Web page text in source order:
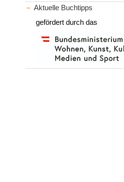
Aktuelle Buchtipps
gefördert durch das